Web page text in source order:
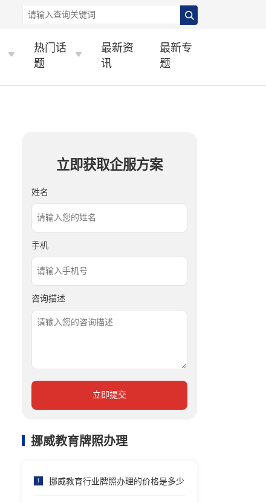
热门话
题
最新资
讯
最新专
题
立即获取企服方案
姓名
手机
咨询描述
立即提交
挪威教育牌照办理
1 挪威教育行业牌照办理的价格是多少